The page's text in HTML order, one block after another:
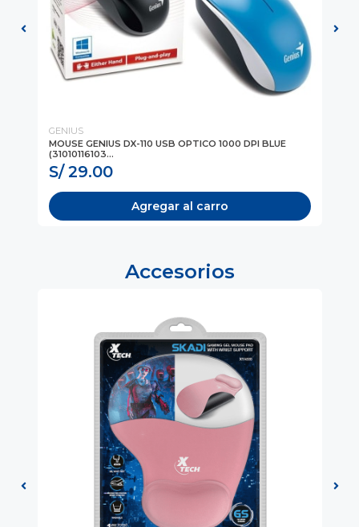
GENIUS
MOUSE GENIUS DX-110 USB OPTICO 1000 DPI BLUE
(31010116103...
S/ 29.00
Agregar al carro
Accesorios